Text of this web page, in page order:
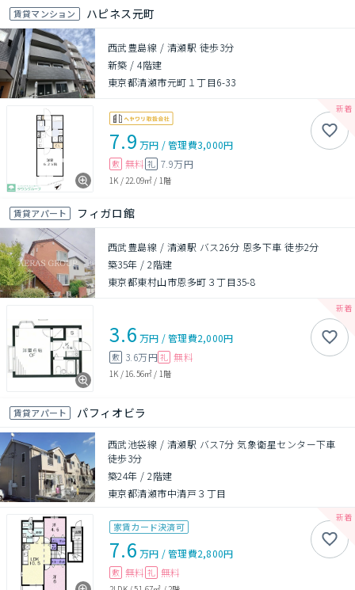
賃貸マンション ハピネス元町
西武豊島線 / 清瀬駅 徒歩3分
新築 /4階建
東京都清瀬市元町１丁目6-33
7.9 万円 /管理費3,000円
敷 無料 礼 7.9万円
1K /22.09㎡ / 1階
賃貸アパート フィガロ館
西武豊島線 / 清瀬駅 バス26分 恩多下車 徒歩2分
築35年 /2階建
東京都東村山市恩多町３丁目35-8
3.6 万円 /管理費2,000円
敷 3.6万円 礼 無料
1K / 16.56㎡ / 1階
賃貸アパート パフィオビラ
西武池袋線 / 清瀬駅 バス7分 気象衛星センター下車
徒歩3分
築24年 /2階建
東京都清瀬市中清戸３丁目
家賃カード決済可
7.6 万円 /管理費2,800円
敷 無料 礼 無料